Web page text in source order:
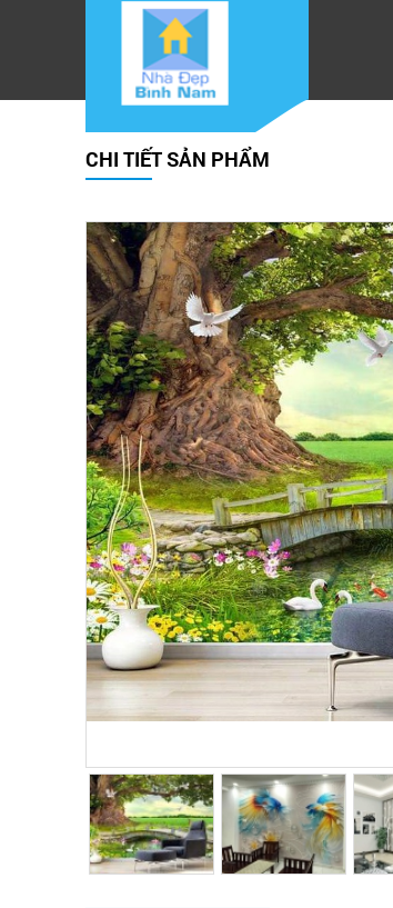
CHI TIẾT SẢN PHẨM